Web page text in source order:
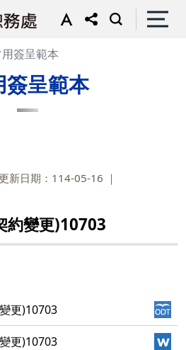
簽呈範本
簽呈範本
更新日期：114-05-16
約變更)10703
更)10703
更)10703